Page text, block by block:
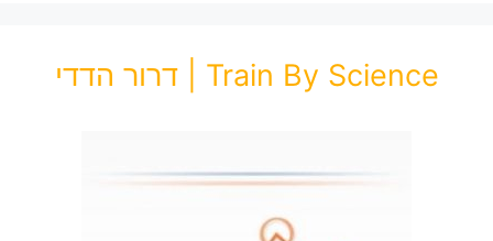
Train By Science | דרור הדדי